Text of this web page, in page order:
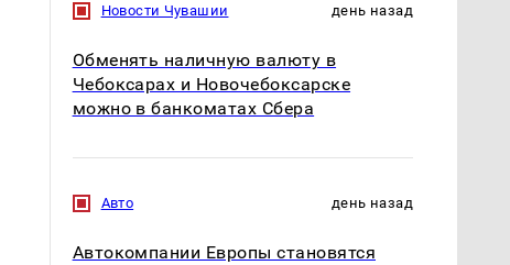
Новости Чувашии день назад
Обменять наличную валюту в
Чебоксарах и Новочебоксарске
можно в банкоматах Сбера
Авто день назад
Автокомпании Европы становятся